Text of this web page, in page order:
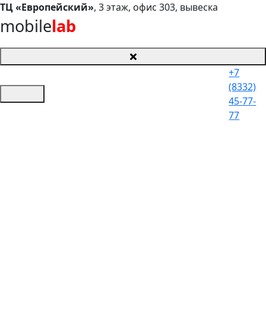
ТЦ «Европейский», 3 этаж, офис 303, вывеска
mobilelab
+7
(8332)
45-77-
77